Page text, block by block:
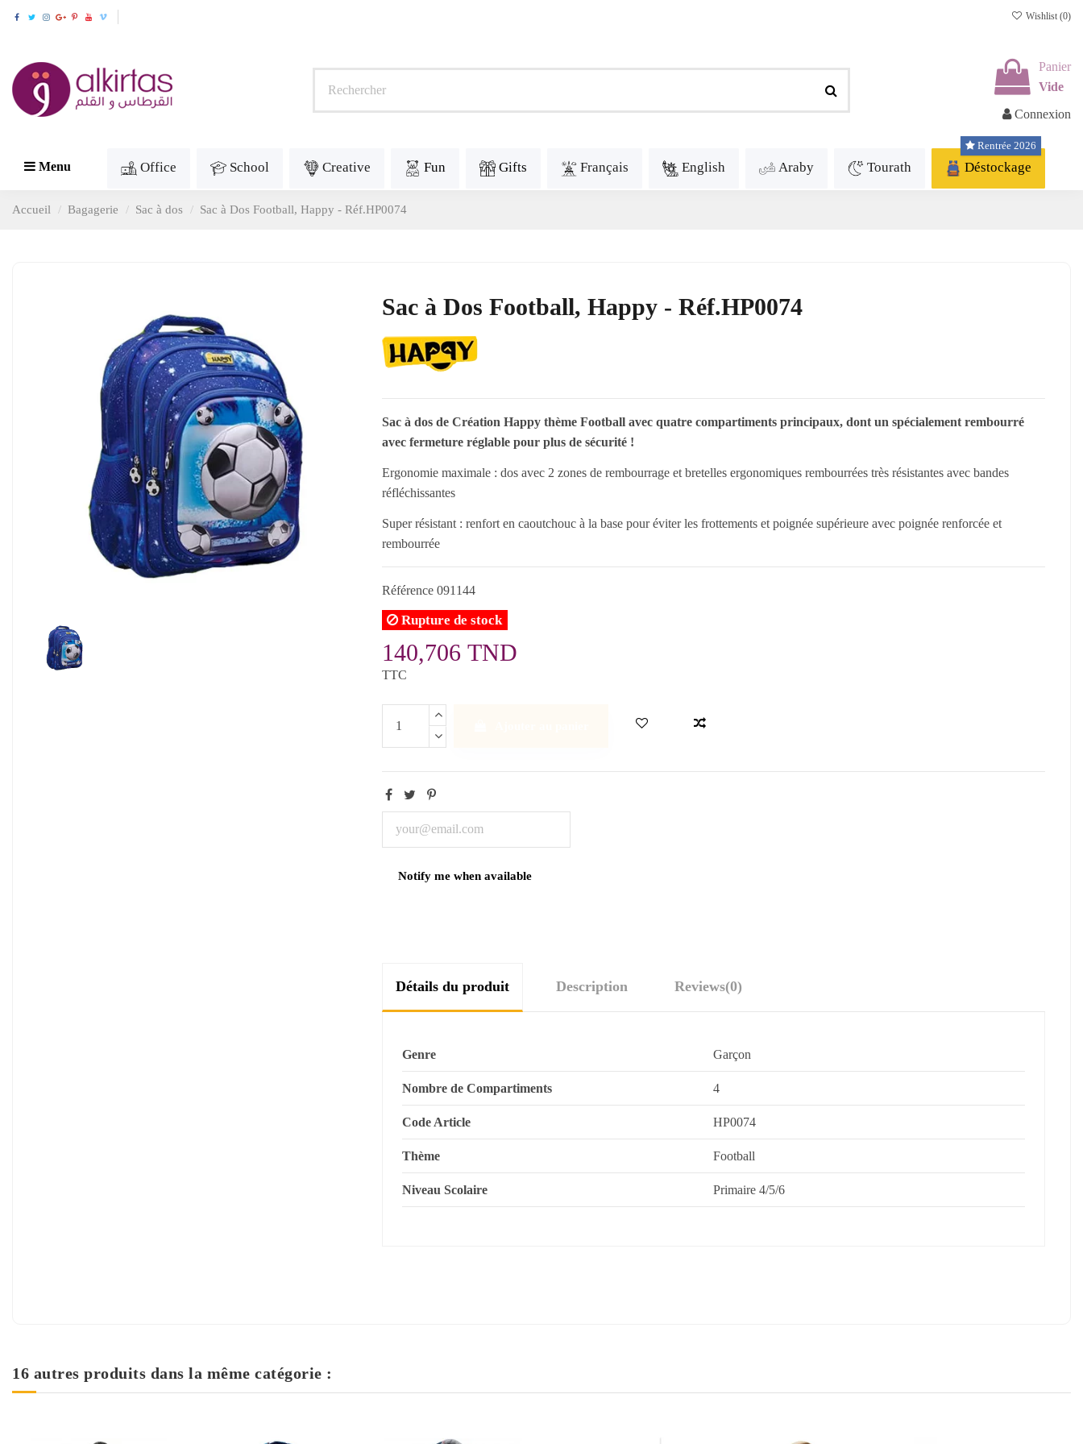
Wishlist (0)
Panier
Vide
Connexion
Menu Office School Creative Fun Gifts Français English Araby Tourath Déstockage
Rentrée 2026
Accueil Bagagerie Sac à dos Sac à Dos Football, Happy - Réf.HP0074
Sac à Dos Football, Happy - Réf.HP0074
Sac à dos de Création Happy thème Football avec quatre compartiments principaux, dont un spécialement rembourré
avec fermeture réglable pour plus de sécurité !
Ergonomie maximale : dos avec 2 zones de rembourrage et bretelles ergonomiques rembourrées très résistantes avec bandes
réfléchissantes
Super résistant : renfort en caoutchouc à la base pour éviter les frottements et poignée supérieure avec poignée renforcée et
rembourrée
Référence 091144
Rupture de stock
140,706 TND
TTC
Détails du produit Description Reviews(0)
Genre Garçon
Nombre de Compartiments 4
Code Article HP0074
Thème Football
Niveau Scolaire Primaire 4/5/6
16 autres produits dans la même catégorie :